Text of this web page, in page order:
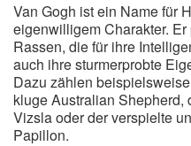
Van Gogh ist ein Name für
eigenwilligem Charakter.
Rassen, die für ihre
auch ihre sturmerprobte
Dazu zählen
kluge Australian
Vizsla oder der verspielte
Papillon.